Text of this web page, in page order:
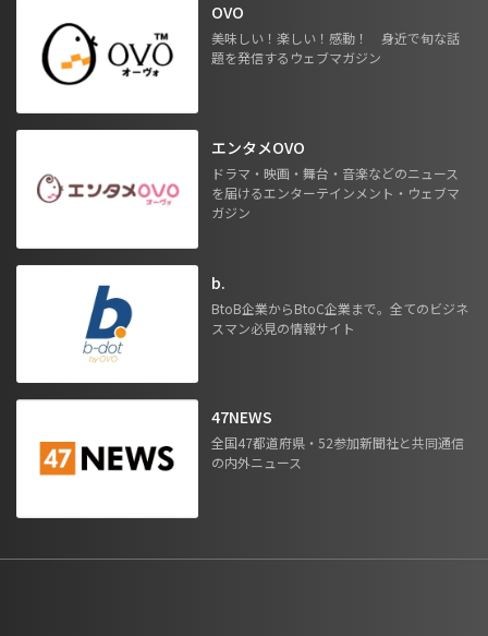
OVO
美味しい！楽しい！感動！ 身近で旬な話
題を発信するウェブマガジン
エンタメOVO
ドラマ・映画・舞台・音楽などのニュース
を届けるエンターテインメント・ウェブマ
ガジン
b.
BtoB企業からBtoC企業まで。全てのビジネ
スマン必見の情報サイト
47NEWS
全国47都道府県・52参加新聞社と共同通信
の内外ニュース